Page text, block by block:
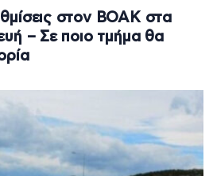
στον ΒΟΑΚ στα
– Σε ποιο τμήμα θα